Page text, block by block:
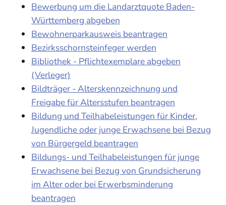
Bewerbung um die Landarztquote Baden-
Württemberg abgeben
Bewohnerparkausweis beantragen
Bezirksschornsteinfeger werden
Bibliothek - Pflichtexemplare abgeben
(Verleger)
Bildträger - Alterskennzeichnung und
Freigabe für Altersstufen beantragen
Bildung und Teilhabeleistungen für Kinder,
Jugendliche oder junge Erwachsene bei Bezug
von Bürgergeld beantragen
Bildungs- und Teilhabeleistungen für junge
Erwachsene bei Bezug von Grundsicherung
im Alter oder bei Erwerbsminderung
beantragen